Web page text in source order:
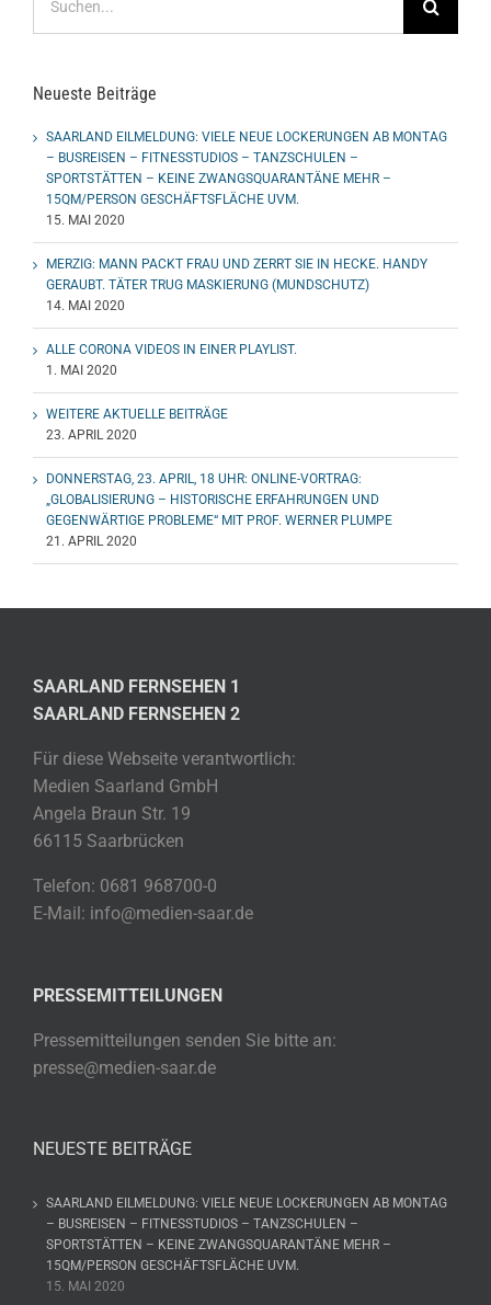
nach:
Neueste Beiträge
SAARLAND EILMELDUNG: VIELE NEUE LOCKERUNGEN AB MONTAG
– BUSREISEN – FITNESSTUDIOS – TANZSCHULEN –
SPORTSTÄTTEN – KEINE ZWANGSQUARANTÄNE MEHR –
15QM/PERSON GESCHÄFTSFLÄCHE UVM.
15. MAI 2020
MERZIG: MANN PACKT FRAU UND ZERRT SIE IN HECKE. HANDY
GERAUBT. TÄTER TRUG MASKIERUNG (MUNDSCHUTZ)
14. MAI 2020
ALLE CORONA VIDEOS IN EINER PLAYLIST.
1. MAI 2020
WEITERE AKTUELLE BEITRÄGE
23. APRIL 2020
DONNERSTAG, 23. APRIL, 18 UHR: ONLINE-VORTRAG:
„GLOBALISIERUNG – HISTORISCHE ERFAHRUNGEN UND
GEGENWÄRTIGE PROBLEME“ MIT PROF. WERNER PLUMPE
21. APRIL 2020
SAARLAND FERNSEHEN 1
SAARLAND FERNSEHEN 2
Für diese Webseite verantwortlich:
Medien Saarland GmbH
Angela Braun Str. 19
66115 Saarbrücken
Telefon: 0681 968700-0
E-Mail: info@medien-saar.de
PRESSEMITTEILUNGEN
Pressemitteilungen senden Sie bitte an:
presse@medien-saar.de
NEUESTE BEITRÄGE
SAARLAND EILMELDUNG: VIELE NEUE LOCKERUNGEN AB MONTAG
– BUSREISEN – FITNESSTUDIOS – TANZSCHULEN –
SPORTSTÄTTEN – KEINE ZWANGSQUARANTÄNE MEHR –
15QM/PERSON GESCHÄFTSFLÄCHE UVM.
15. MAI 2020